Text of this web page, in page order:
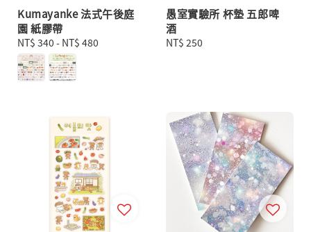
Kumayanke 法式午後庭
園 紙膠帶
Regular
price
NT$ 340 - NT$ 480
愚室實驗所 杯墊 五郎啤
酒
Regular
NT$ 250